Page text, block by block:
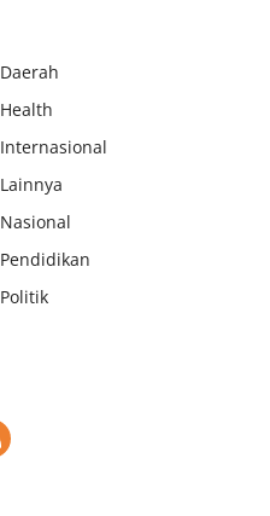
Daerah
Health
Internasional
Lainnya
Nasional
Pendidikan
Politik